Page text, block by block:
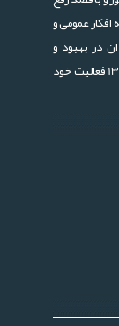
افکار عمومی و
در بهبود و
توسعه امور کشور در عرصه های مختلف، از سال 1380 فعالیت خود